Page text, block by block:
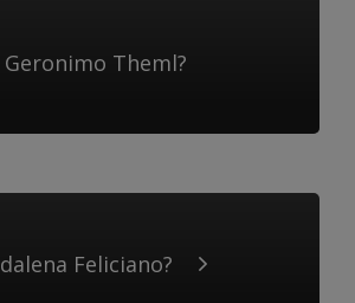
Theml?
Feliciano?